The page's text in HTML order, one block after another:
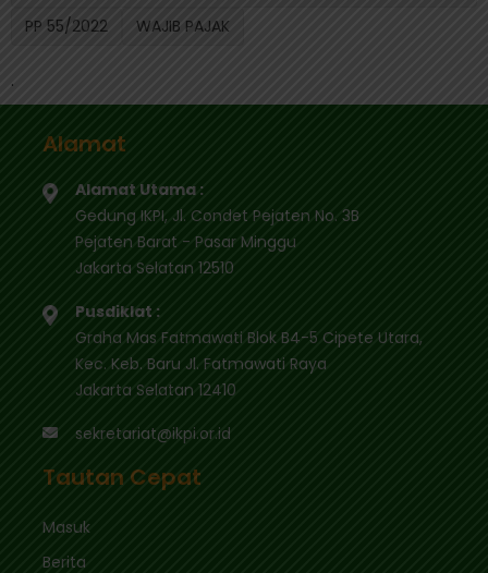
PP 55/2022
WAJIB PAJAK
.
Alamat
Alamat Utama :
Gedung IKPI, Jl. Condet Pejaten No. 3B
Pejaten Barat - Pasar Minggu
Jakarta Selatan 12510
Pusdiklat :
Graha Mas Fatmawati Blok B4-5 Cipete Utara,
Kec. Keb. Baru Jl. Fatmawati Raya
Jakarta Selatan 12410
sekretariat@ikpi.or.id
Tautan Cepat
Masuk
Berita